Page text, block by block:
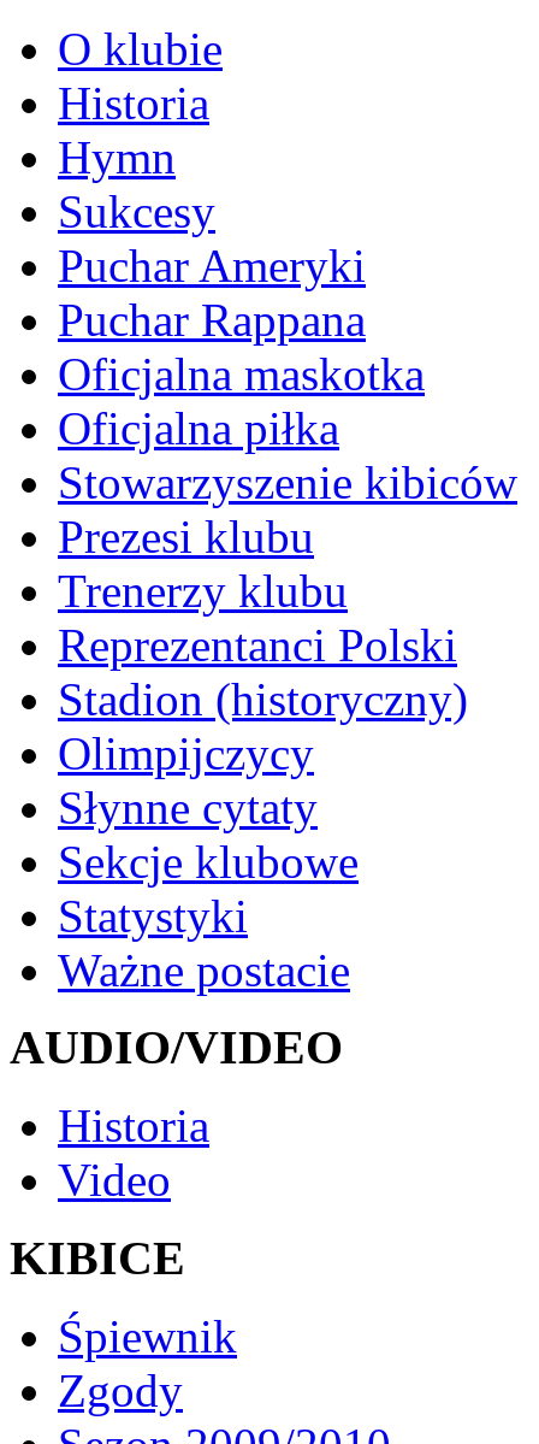
O klubie
Historia
Hymn
Sukcesy
Puchar Ameryki
Puchar Rappana
Oficjalna maskotka
Oficjalna piłka
Stowarzyszenie kibiców
Prezesi klubu
Trenerzy klubu
Reprezentanci Polski
Stadion (historyczny)
Olimpijczycy
Słynne cytaty
Sekcje klubowe
Statystyki
Ważne postacie
AUDIO/VIDEO
Historia
Video
KIBICE
Śpiewnik
Zgody